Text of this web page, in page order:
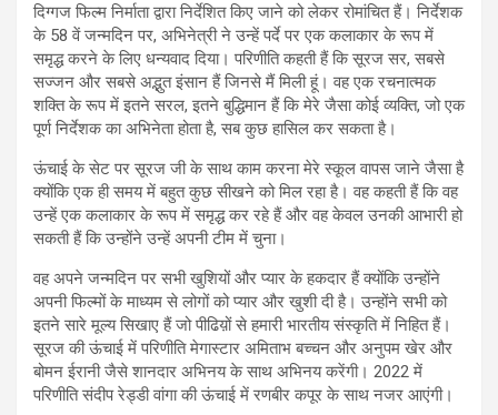
दिग्गज फिल्म निर्माता द्वारा निर्देशित किए जाने को लेकर रोमांचित हैं। निर्देशक
के 58 वें जन्मदिन पर, अभिनेत्री ने उन्हें पर्दे पर एक कलाकार के रूप में
समृद्ध करने के लिए धन्यवाद दिया। परिणीति कहती हैं कि सूरज सर, सबसे
सज्जन और सबसे अद्भुत इंसान हैं जिनसे मैं मिली हूं। वह एक रचनात्मक
शक्ति के रूप में इतने सरल, इतने बुद्धिमान हैं कि मेरे जैसा कोई व्यक्ति, जो एक
पूर्ण निर्देशक का अभिनेता होता है, सब कुछ हासिल कर सकता है।
ऊंचाई के सेट पर सूरज जी के साथ काम करना मेरे स्कूल वापस जाने जैसा है
क्योंकि एक ही समय में बहुत कुछ सीखने को मिल रहा है। वह कहती हैं कि वह
उन्हें एक कलाकार के रूप में समृद्ध कर रहे हैं और वह केवल उनकी आभारी हो
सकती हैं कि उन्होंने उन्हें अपनी टीम में चुना।
वह अपने जन्मदिन पर सभी खुशियों और प्यार के हकदार हैं क्योंकि उन्होंने
अपनी फिल्मों के माध्यम से लोगों को प्यार और खुशी दी है। उन्होंने सभी को
इतने सारे मूल्य सिखाए हैं जो पीढिय़ों से हमारी भारतीय संस्कृति में निहित हैं।
सूरज की ऊंचाई में परिणीति मेगास्टार अमिताभ बच्चन और अनुपम खेर और
बोमन ईरानी जैसे शानदार अभिनय के साथ अभिनय करेंगी। 2022 में
परिणीति संदीप रेड्डी वांगा की ऊंचाई में रणबीर कपूर के साथ नजर आएंगी।